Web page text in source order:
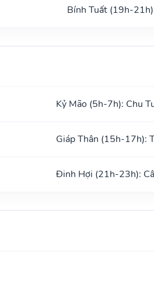
Bính Tuất (19h-
Kỷ Mão (5h-7h): Chu
Giáp Thân (15h-17h):
Đinh Hợi (21h-23h):